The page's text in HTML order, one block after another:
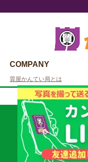
COMPANY
質屋かんてい局とは
社会貢献活動
加盟店募集
物件情報募集
SERVICE
取扱商品・査定
質屋かんてい局 山
形北店
直通
スマートフォン